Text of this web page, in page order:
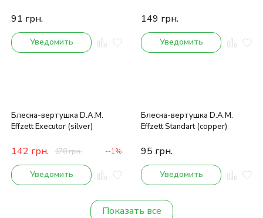
91 грн.
Уведомить
149 грн.
Уведомить
Блесна-вертушка D.A.M.
Effzett Executor (silver)
142 грн. 178грн. --1%
Уведомить
Блесна-вертушка D.A.M.
Effzett Standart (copper)
95 грн.
Уведомить
Показать все